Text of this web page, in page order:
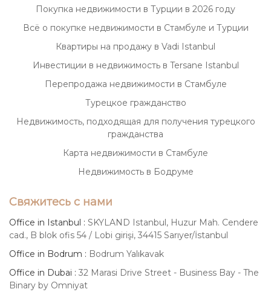
Покупка недвижимости в Турции в 2026 году
Всё о покупке недвижимости в Стамбуле и Турции
Квартиры на продажу в Vadi Istanbul
Инвестиции в недвижимость в Tersane Istanbul
Перепродажа недвижимости в Стамбуле
Турецкое гражданство
Недвижимость, подходящая для получения турецкого
гражданства
Карта недвижимости в Стамбуле
Недвижимость в Бодруме
Свяжитесь с нами
Office in Istanbul : SKYLAND Istanbul, Huzur Mah. Cendere
cad., B blok ofis 54 / Lobi girişi, 34415 Sarıyer/İstanbul
Office in Bodrum : Bodrum Yalıkavak
Office in Dubai : 32 Marasi Drive Street - Business Bay - The
Binary by Omniyat